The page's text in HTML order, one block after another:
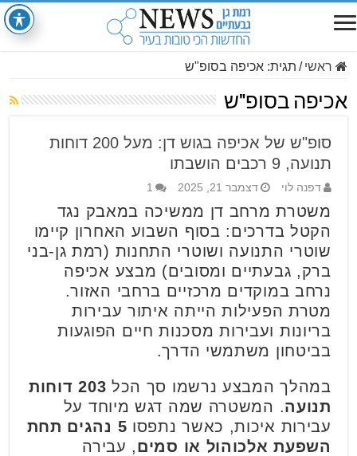
ראשי / תגית:אכיפה בסופ"ש
אכיפה בסופ"ש
סופ"ש של אכיפה בגוש דן: מעל 200 דוחות
תנועה, 9 רכבים הושבתו
דפנה לוי דצמבר 21, 2025 1
משטרת מרחב דן ממשיכה במאבק נגד
הקטל בדרכים: בסוף השבוע האחרון קיימו
שוטרי התנועה ושוטרי התחנות (רמת גן-בני
ברק, גבעתיים ומסובים) מבצע אכיפה
נרחב במוקדים מרכזיים ברחבי האזור.
מטרת הפעילות הייתה איתור עבירות
בריונות ועבירות מסכנות חיים הפוגעות
בביטחון משתמשי הדרך.
במהלך המבצע נרשמו סך הכל
203 דוחות
תנועה. המשטרה שמה דגש מיוחד על
עבירות איכות, כאשר נתפסו
5 נהגים תחת
השפעת אלכוהול או סמים, עבירה